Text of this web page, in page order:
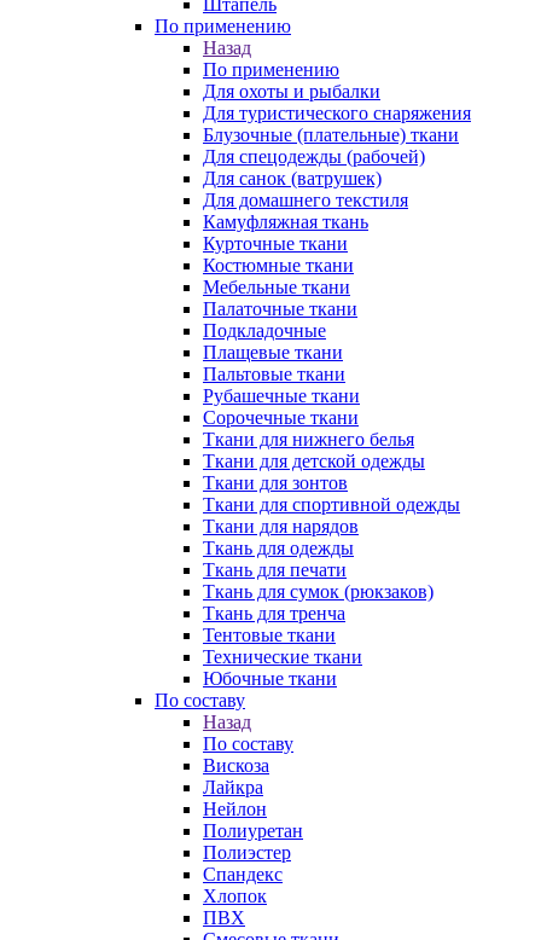
Штапель
По применению
Назад
По применению
Для охоты и рыбалки
Для туристического снаряжения
Блузочные (плательные) ткани
Для спецодежды (рабочей)
Для санок (ватрушек)
Для домашнего текстиля
Камуфляжная ткань
Курточные ткани
Костюмные ткани
Мебельные ткани
Палаточные ткани
Подкладочные
Плащевые ткани
Пальтовые ткани
Рубашечные ткани
Сорочечные ткани
Ткани для нижнего белья
Ткани для детской одежды
Ткани для зонтов
Ткани для спортивной одежды
Ткани для нарядов
Ткань для одежды
Ткань для печати
Ткань для сумок (рюкзаков)
Ткань для тренча
Тентовые ткани
Технические ткани
Юбочные ткани
По составу
Назад
По составу
Вискоза
Лайкра
Нейлон
Полиуретан
Полиэстер
Спандекс
Хлопок
ПВХ